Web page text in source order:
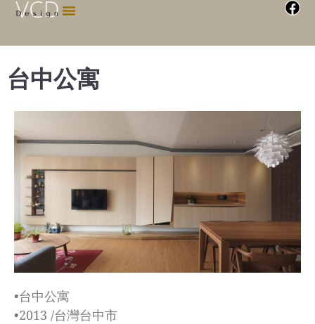
台中公寓
•台中公寓
•2013 /台灣台中市